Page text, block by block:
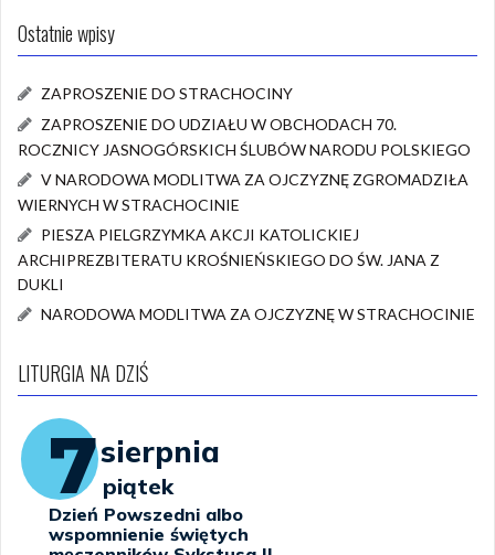
Ostatnie wpisy
ZAPROSZENIE DO STRACHOCINY
ZAPROSZENIE DO UDZIAŁU W OBCHODACH 70.
ROCZNICY JASNOGÓRSKICH ŚLUBÓW NARODU POLSKIEGO
V NARODOWA MODLITWA ZA OJCZYZNĘ ZGROMADZIŁA
WIERNYCH W STRACHOCINIE
PIESZA PIELGRZYMKA AKCJI KATOLICKIEJ
ARCHIPREZBITERATU KROŚNIEŃSKIEGO DO ŚW. JANA Z
DUKLI
NARODOWA MODLITWA ZA OJCZYZNĘ W STRACHOCINIE
LITURGIA NA DZIŚ